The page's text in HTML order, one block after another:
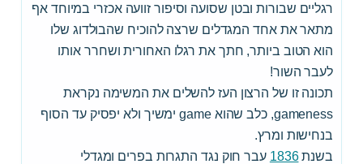
רגליים שבורות ובטן שסועה וסיפור זוועה אכזרי במיוחד אף
מתאר את אחד המגדלים שרצה להוכיח שהבולדוג שלו
הוא הטוב ביותר, חתך את רגלו האחורית ושחרר אותו
לעבר השור!
תכונה זו של הרצון העז להשלים את המשימה נקראת
gameness, כלב שהוא game ימשיך ולא יפסיק עד הסוף
בנחישות ומרץ.
בשנת1836 עבר חוק נגד התגרות בפרים ומגדלי